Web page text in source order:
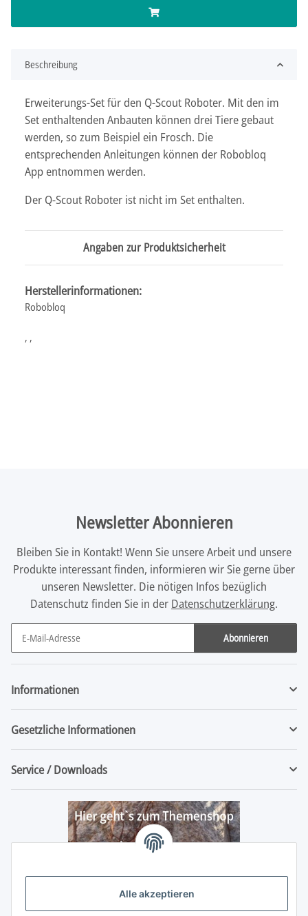
Alle akzeptieren
Beschreibung
Erweiterungs-Set für den Q-Scout Roboter. Mit den im
Set enthaltenden Anbauten können drei Tiere gebaut
werden, so zum Beispiel ein Frosch. Die
entsprechenden Anleitungen können der Robobloq
App entnommen werden.
Der Q-Scout Roboter ist nicht im Set enthalten.
Angaben zur Produktsicherheit
Herstellerinformationen:
Robobloq
, ,
Newsletter Abonnieren
Bleiben Sie in Kontakt! Wenn Sie unsere Arbeit und unsere
Produkte interessant finden, informieren wir Sie gerne über
unseren Newsletter. Die nötigen Infos bezüglich
Datenschutz finden Sie in der Datenschutzerklärung.
Abonnieren
Newsletter Abonnieren
Informationen
Gesetzliche Informationen
Service / Downloads